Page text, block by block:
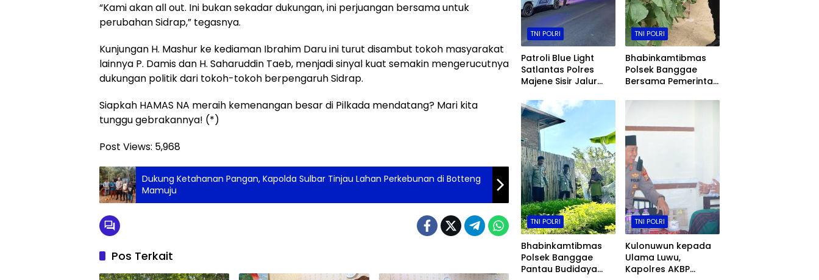
“Kami akan all out. Ini bukan sekadar dukungan, ini perjuangan bersama untuk
perubahan Sidrap,” tegasnya.
Kunjungan H. Mashur ke kediaman Ibrahim Daru ini turut disambut tokoh masyarakat
lainnya P. Damis dan H. Saharuddin Taeb, menjadi sinyal kuat semakin mengerucutnya
dukungan politik dari tokoh-tokoh berpengaruh Sidrap.
Siapkah HAMAS NA meraih kemenangan besar di Pilkada mendatang? Mari kita
tunggu gebrakannya! (*)
Post Views: 5,968
Dukung Ketahanan Pangan, Kapolda Sulbar Tinjau Lahan Perkebunan di Botteng
Mamuju
Pos Terkait
TNI POLRI
Patroli Blue Light
Satlantas Polres
Majene Sisir Jalur
Cegah Balap Liar
dan Tekan Angka
Kecelakaan
TNI POLRI
Bhabinkamtibmas
Polsek Banggae
Bersama Pemerintah
Dukung Ketahanan
Pangan di Majene
TNI POLRI
Bhabinkamtibmas
Polsek Banggae
Pantau Budidaya
TNI POLRI
Kulonuwun kepada
Ulama Luwu,
Kapolres AKBP